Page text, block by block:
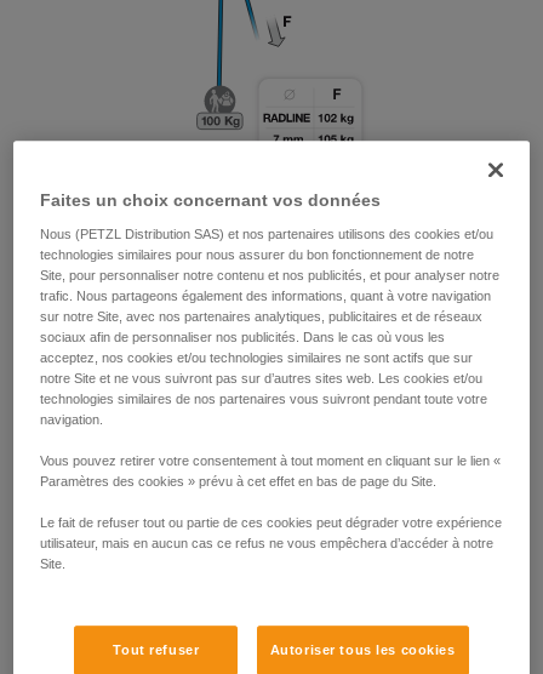
Faites un choix concernant vos données
Nous (PETZL Distribution SAS) et nos partenaires utilisons des cookies et/ou
technologies similaires pour nous assurer du bon fonctionnement de notre
Site, pour personnaliser notre contenu et nos publicités, et pour analyser notre
trafic. Nous partageons également des informations, quant à votre navigation
sur notre Site, avec nos partenaires analytiques, publicitaires et de réseaux
sociaux afin de personnaliser nos publicités. Dans le cas où vous les
acceptez, nos cookies et/ou technologies similaires ne sont actifs que sur
notre Site et ne vous suivront pas sur d’autres sites web. Les cookies et/ou
technologies similaires de nos partenaires vous suivront pendant toute votre
navigation.
Vous pouvez retirer votre consentement à tout moment en cliquant sur le lien «
Paramètres des cookies » prévu à cet effet en bas de page du Site.
Le fait de refuser tout ou partie de ces cookies peut dégrader votre expérience
utilisateur, mais en aucun cas ce refus ne vous empêchera d’accéder à notre
Site.
Tout refuser Autoriser tous les cookies